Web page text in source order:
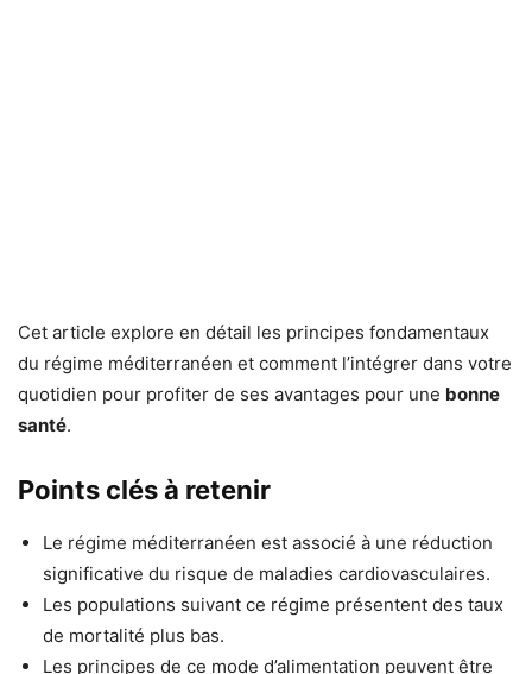
Cet article explore en détail les principes fondamentaux
du régime méditerranéen et comment l’intégrer dans votre
quotidien pour profiter de ses avantages pour une bonne
santé.
Points clés à retenir
Le régime méditerranéen est associé à une réduction
significative du risque de maladies cardiovasculaires.
Les populations suivant ce régime présentent des taux
de mortalité plus bas.
Les principes de ce mode d’alimentation peuvent être